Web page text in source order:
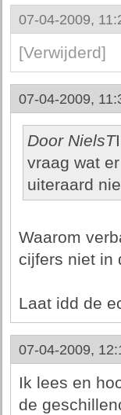
07-04-2009,
[Verwijderd]
07-04-2009,
Door NielsT
vraag wat
uiteraard
Waarom
cijfers niet in
Laat idd de
07-04-2009,
Ik lees en
de